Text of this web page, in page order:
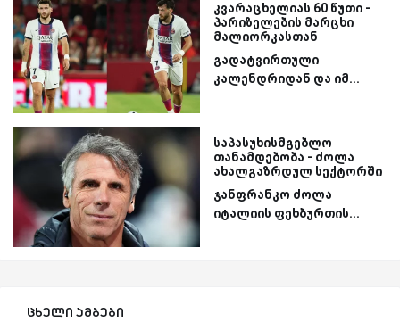
კვარაცხელიას 60 წუთი -
პარიზელების მარცხი
მალიორკასთან
გადატვირთული
კალენდრიდან და იმ...
საპასუხისმგებლო
თანამდებობა - ძოლა
ახალგაზრდულ სექტორში
ჯანფრანკო ძოლა
იტალიის ფეხბურთის...
ცხელი ამბები